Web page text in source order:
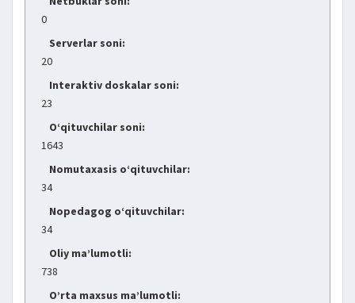
0
Serverlar soni:
20
Interaktiv doskalar soni:
23
O‘qituvchilar soni:
1643
Nomutaxasis o‘qituvchilar:
34
Nopedagog o‘qituvchilar:
34
Oliy ma’lumotli:
738
O’rta maxsus ma’lumotli: